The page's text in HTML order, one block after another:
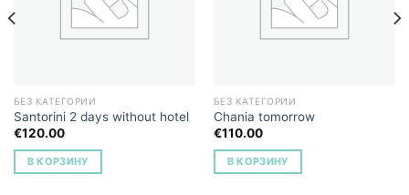
БЕЗ КАТЕГОРИИ
Santorini 2 days without hotel
€120.00
В КОРЗИНУ
БЕЗ КАТЕГОРИИ
Chania tomorrow
€110.00
В КОРЗИНУ